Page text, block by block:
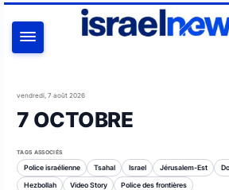
vendredi, 7 août 2026
7 OCTOBRE
TAGS ASSOCIÉS
Police israélienne Tsahal Israel Jérusalem-Est
Hezbollah Video Story Police des frontières